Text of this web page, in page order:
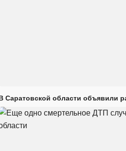
Саратовской области объявили